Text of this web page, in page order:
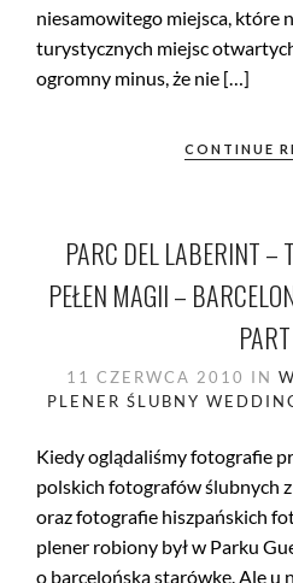
niesamowitego miejsca, które
turystycznych miejsc otwartych
ogromny minus, że nie […]
CONTINUE
PARC DEL LABERINT –
PEŁEN MAGII –
11 CZERWCA 2010 IN
PLENER ŚLUBNY
Kiedy oglądaliśmy fotografie
polskich fotografów ślubnych
oraz fotografie hiszpańskich
plener robiony był w Parku
o barcelońską starówkę. Ale u